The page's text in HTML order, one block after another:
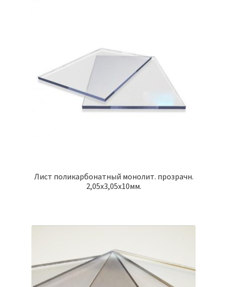
Лист поликарбонатный монолит. прозрачн.
2,05х3,05х10мм.